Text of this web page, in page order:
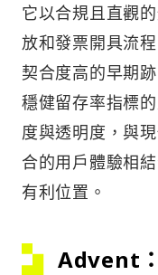
它以合規且直觀
放和發票開具流
契合度高的早期
穩健留存率指標
度與透明度，與
合的用戶體驗相
有利位置。
Advent